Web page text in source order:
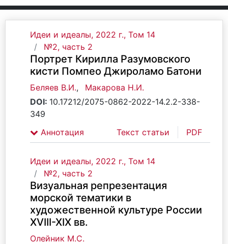
Идеи и идеалы, 2022 г., Том 14
№2, часть 2
Портрет Кирилла Разумовского
кисти Помпео Джироламо Батони
Беляев В.И.,
Макарова Н.И.
DOI: 10.17212/2075-0862-2022-14.2.2-338-
349
Аннотация
Текст статьи PDF
Идеи и идеалы, 2022 г., Том 14
№2, часть 2
Визуальная репрезентация
морской тематики в
художественной культуре России
ХVIII-XIX вв.
Олейник М.С.